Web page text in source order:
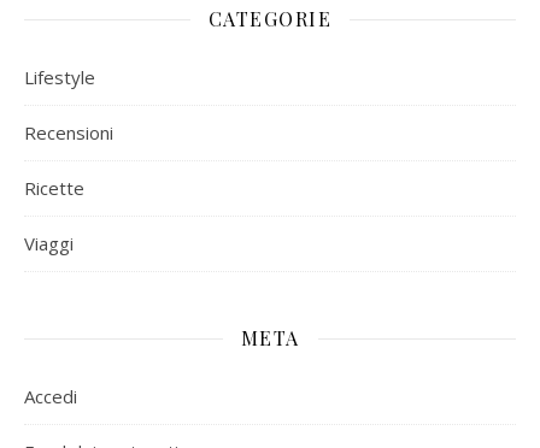
CATEGORIE
Lifestyle
Recensioni
Ricette
Viaggi
META
Accedi